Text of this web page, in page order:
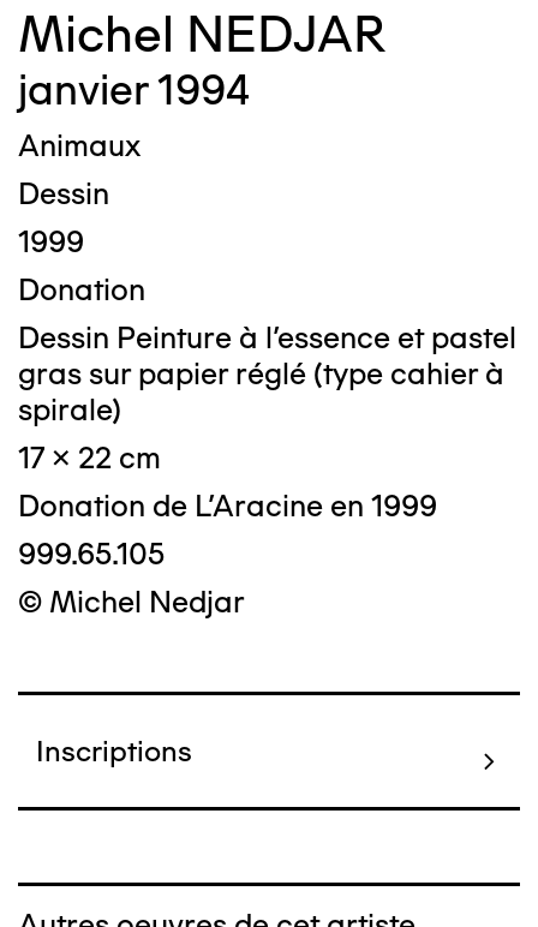
Michel NEDJAR
janvier 1994
Animaux
Dessin
1999
Donation
Dessin Peinture à l'essence et pastel
gras sur papier réglé (type cahier à
spirale)
17 x 22 cm
Donation de L'Aracine en 1999
999.65.105
© Michel Nedjar
Inscriptions